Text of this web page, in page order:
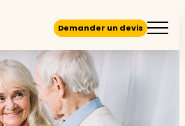
Demander un devis